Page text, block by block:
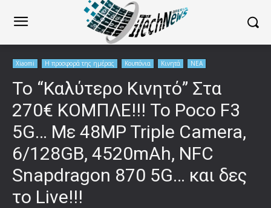
Xiaomi Η προσφορά της ημέρας Κουπόνια Κινητά ΝΕΑ
Το “Καλύτερο Κινητό” Στα
270€ ΚΟΜΠΛΕ!!! To Poco F3
5G… Με 48MP Triple Camera,
6/128GB, 4520mAh, NFC
Snapdragon 870 5G… και δες
το Live!!!